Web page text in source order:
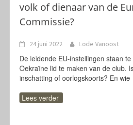
volk of dienaar van de
Commissie?
24 juni 2022 Lode Vanoost
De leidende EU-instellingen staan
Oekraïne lid te maken van de club.
inschatting of oorlogskoorts? En wie
Lees verder